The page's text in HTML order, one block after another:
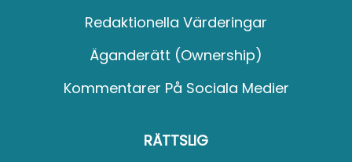
Redaktionella Värderingar
Äganderätt (Ownership)
Kommentarer På Sociala Medier
RÄTTSLIG